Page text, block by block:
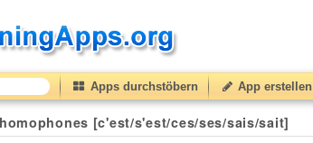
Apps durchstöbern App erstellen
[c'est/s'est/ces/ses/sais/sait]
50(from10to 50 ) based on1ratings.